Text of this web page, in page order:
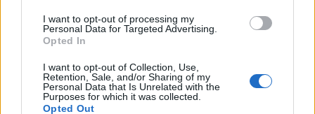
I want to opt-out of processing my
Personal Data for Targeted Advertising.
Opted In
I want to opt-out of Collection, Use,
Retention, Sale, and/or Sharing of my
Personal Data that Is Unrelated with the
Purposes for which it was collected.
Opted Out
parlare fino ad oggi, per due ragioni: primo, dice,
perché si sentiva in imbarazzo. E poi per paura.